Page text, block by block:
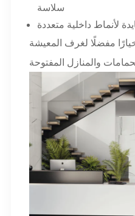
سلاسة
لأنماط داخلية متعددة
مفضلًا لغرف المعيشة